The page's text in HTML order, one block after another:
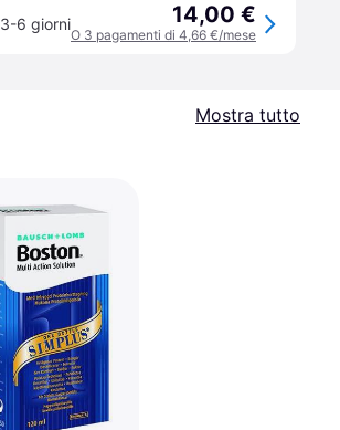
3-6 giorni 14,00 €
O 3 pagamenti di 4,66 €/mese
Mostra tutto